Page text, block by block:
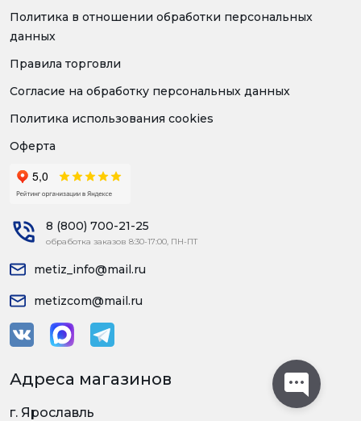
Политика в отношении обработки персональных
данных
Правила торговли
Согласие на обработку персональных данных
Политика использования cookies
Оферта
8 (800) 700-21-25
обработка заказов 8:30-17:00, ПН-ПТ
metiz_info@mail.ru
metizcom@mail.ru
Адреса магазинов
г. Ярославль